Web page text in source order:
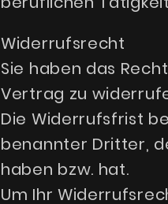
Widerrufsrecht
Sie haben das
Vertrag zu
Die Widerrufsfrist
benannter Dritter,
haben bzw. hat.
Um Ihr